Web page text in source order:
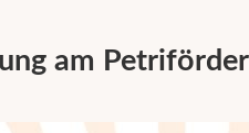
am Petriförder